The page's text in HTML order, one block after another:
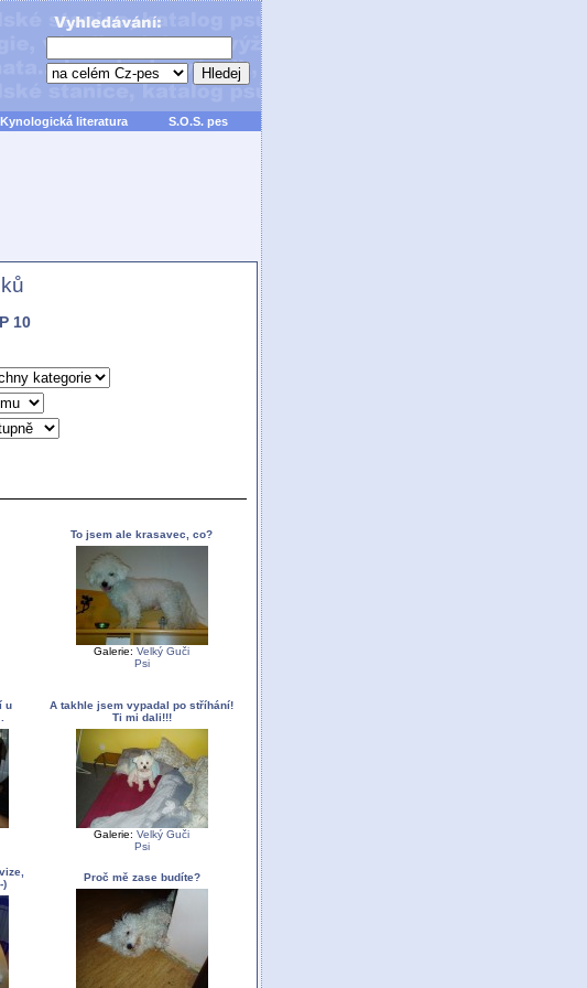
Kynologická literatura S.O.S. pes
10
To jsem ale krasavec, co?
Galerie: Velký Guči
Psi
u
A takhle jsem vypadal po stříhání!
Ti mi dali!!!
Galerie: Velký Guči
Psi
)
Proč mě zase budíte?